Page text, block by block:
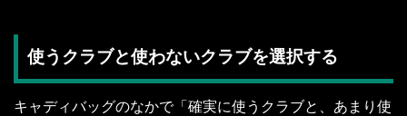
使うクラブと使わないクラブを選択する
キャディバッグのなかで「確実に使うクラブと、あまり使